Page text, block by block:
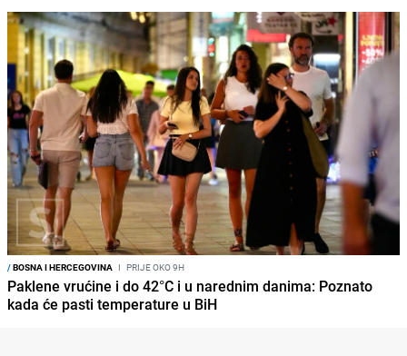
/BOSNA I HERCEGOVINA I PRIJE OKO 9H
Paklene vrućine i do 42°C i u narednim danima: Poznato
kada će pasti temperature u BiH